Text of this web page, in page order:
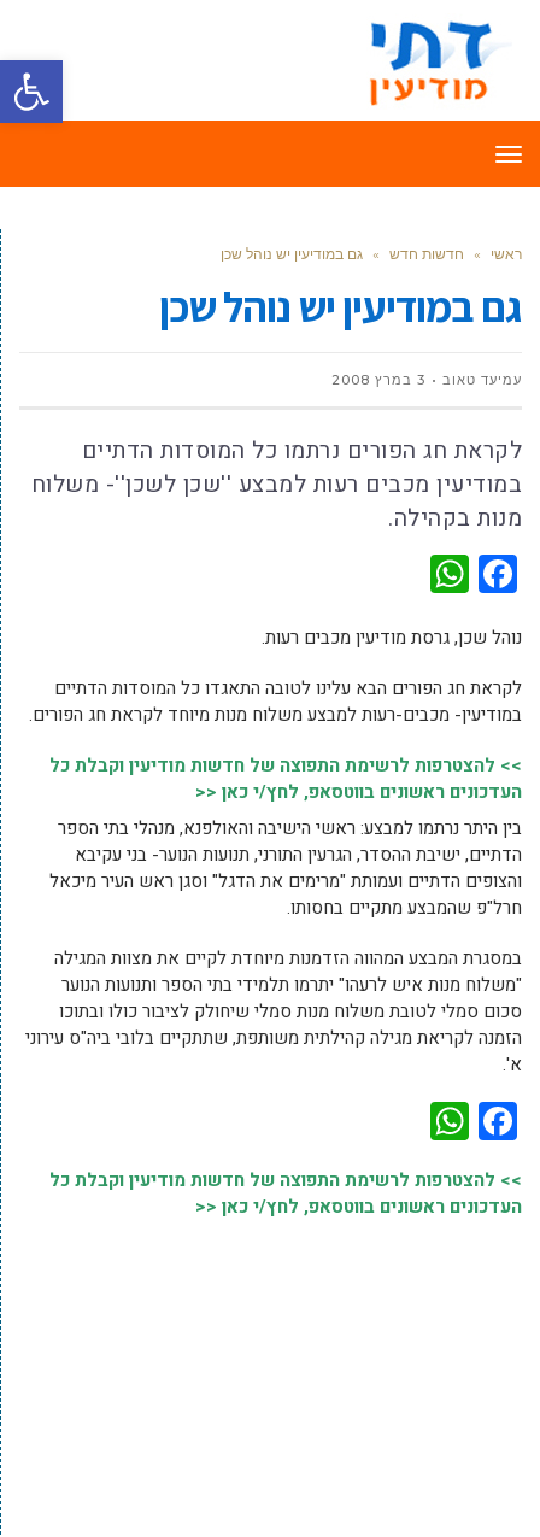
פתח
תפריט
ראשי » חדשות חדש » גם במודיעין יש נוהל שכן
גם במודיעין יש נוהל שכן
עמיעד טאוב 3 במרץ 2008
לקראת חג הפורים נרתמו כל המוסדות הדתיים
במודיעין מכבים רעות למבצע ''שכן לשכן''- משלוח
מנות בקהילה.
Facebook
נוהל שכן, גרסת מודיעין מכבים רעות.
לקראת חג הפורים הבא עלינו לטובה התאגדו כל המוסדות הדתיים
במודיעין- מכבים-רעות למבצע משלוח מנות מיוחד לקראת חג הפורים.
>> להצטרפות לרשימת התפוצה של חדשות מודיעין וקבלת כל
העדכונים ראשונים בווטסאפ, לחץ/י כאן <<
בין היתר נרתמו למבצע: ראשי הישיבה והאולפנא, מנהלי בתי הספר
הדתיים, ישיבת ההסדר, הגרעין התורני, תנועות הנוער- בני עקיבא
והצופים הדתיים ועמותת "מרימים את הדגל" וסגן ראש העיר מיכאל
חרל"פ שהמבצע מתקיים בחסותו.
במסגרת המבצע המהווה הזדמנות מיוחדת לקיים את מצוות המגילה
"משלוח מנות איש לרעהו" יתרמו תלמידי בתי הספר ותנועות הנוער
סכום סמלי לטובת משלוח מנות סמלי שיחולק לציבור כולו ובתוכו
הזמנה לקריאת מגילה קהילתית משותפת, שתתקיים בלובי ביה"ס עירוני
א'.
Facebook
>> להצטרפות לרשימת התפוצה של חדשות מודיעין וקבלת כל
העדכונים ראשונים בווטסאפ, לחץ/י כאן <<